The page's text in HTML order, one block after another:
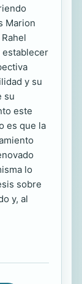
Marion
establecer
y su
su
este
es que la
lo
sobre
y, al